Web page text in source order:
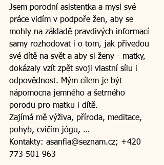
Jsem porodní asistentka a mysl své
práce vidím v podpoře žen, aby se
mohly na základě pravdivých informací
samy rozhodovat i o tom, jak přivedou
své dítě na svět a aby si ženy - matky,
dokázaly vzít zpět svoji vlastní sílu i
odpovědnost. Mým cílem je být
nápomocna jemného a šetrného
porodu pro matku i dítě.
Zajímá mě výživa, příroda, meditace,
pohyb, cvičím jógu, …
Kontakty: asanfia@seznam.cz; +420
773 501 963